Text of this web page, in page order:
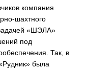
компания
шахтного
«ШЭЛА»
под
Так, в
была